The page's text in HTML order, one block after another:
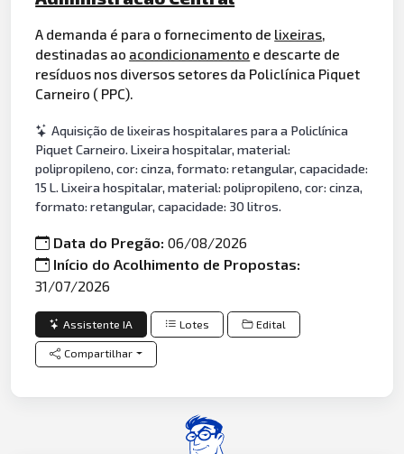
A demanda é para o fornecimento de lixeiras,
destinadas ao acondicionamento e descarte de
resíduos nos diversos setores da Policlínica Piquet
Carneiro ( PPC).
Aquisição de lixeiras hospitalares para a Policlínica
Piquet Carneiro. Lixeira hospitalar, material:
polipropileno, cor: cinza, formato: retangular, capacidade:
15 L. Lixeira hospitalar, material: polipropileno, cor: cinza,
formato: retangular, capacidade: 30 litros.
Data do Pregão:06/08/2026
Início do Acolhimento de Propostas:
31/07/2026
Assistente IA Lotes Edital
Compartilhar